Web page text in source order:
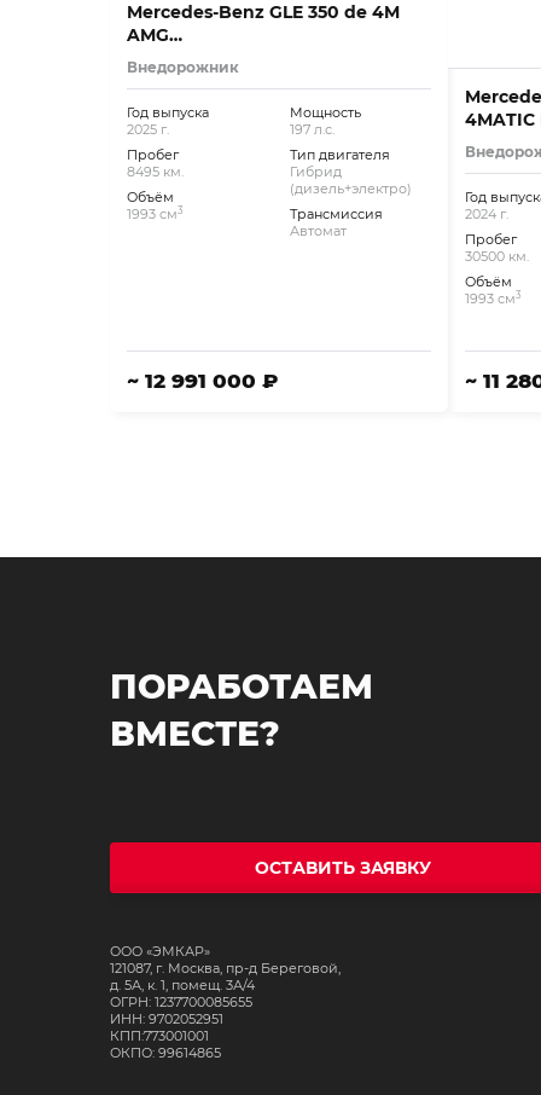
Mercedes-Benz GLE 350 de 4M
AMG
Premium/Pano/AHK/HuD/Sitzklima
Внедорожник
Год выпуска
2025 г.
Пробег
8495 км.
Объём
1993 см3
Мощность
197 л.с.
Тип двигателя
Гибрид
(дизель+электро)
Трансмиссия
Автомат
~ 12 991 000 ₽
4MATIC
Год
2024 г.
Пробег
30500 км.
Объём
1993 см3
~ 11
ПОРАБОТАЕМ
ВМЕСТЕ?
ОСТАВИТЬ ЗАЯВКУ
ООО «ЭМКАР»
121087, г. Москва, пр-д Береговой,
д. 5А, к. 1, помещ. 3А/4
ОГРН: 1237700085655
ИНН: 9702052951
КПП:773001001
ОКПО: 99614865